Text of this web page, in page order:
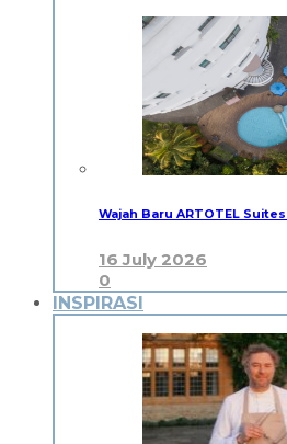
Wajah Baru ARTOTEL
16 July 2026
0
INSPIRASI